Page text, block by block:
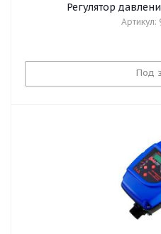
Регулятор
Артикул:
Под